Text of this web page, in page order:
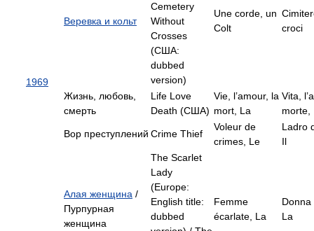
1969
Веревка и кольт
Cemetery
Without
Crosses
(США:
dubbed
version)
Une corde, un
Colt
croci
Жизнь, любовь,
смерть
Life Love
Death (США)
Vie, l’amour, la
mort, La
Vita,
morte,
Вор преступлений Crime Thief
Voleur de
crimes, Le
Ladro
Il
Алая женщина /
Пурпурная
женщина
The Scarlet
Lady
(Europe:
English title:
dubbed
Femme
écarlate, La
Donna
La